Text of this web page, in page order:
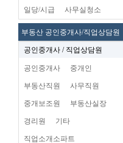
일당/시급 사무실청소
부동산 공인중개사/직업상담원
공인중개사 / 직업상담원
공인중개사 중개인
부동산직원 사무직원
중개보조원 부동산실장
경리원 기타
직업소개소파트